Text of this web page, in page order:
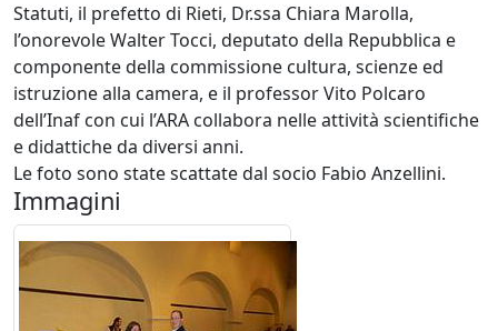
Statuti, il prefetto di Rieti, Dr.ssa Chiara Marolla,
l’onorevole Walter Tocci, deputato della Repubblica e
componente della commissione cultura, scienze ed
istruzione alla camera, e il professor Vito Polcaro
dell’Inaf con cui l’ARA collabora nelle attività scientifiche
e didattiche da diversi anni.
Le foto sono state scattate dal socio Fabio Anzellini.
Immagini